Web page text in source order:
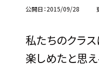
公開日 2015/09/28
私たちのクラ
楽しめたと思